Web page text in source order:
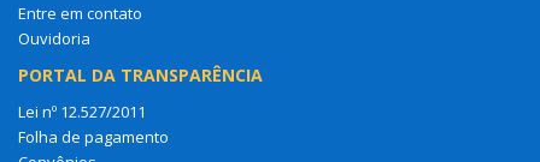
Entre em contato
Ouvidoria
PORTAL DA TRANSPARÊNCIA
Lei nº 12.527/2011
Folha de pagamento